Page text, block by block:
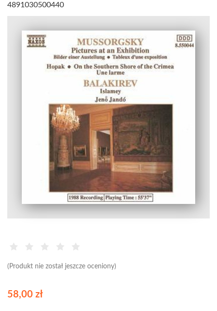
(Produkt nie został jeszcze oceniony)
4891030500440
58,00 zł